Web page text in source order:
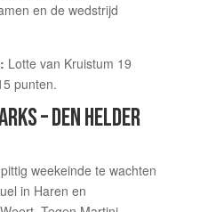
en de wedstrijd
Lotte van Kruistum 19
punten.
– DEN HELDER
weekeinde te wachten
in Haren en